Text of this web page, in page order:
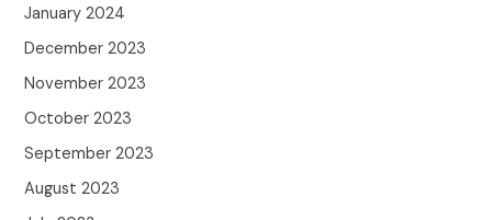
January 2024
December 2023
November 2023
October 2023
September 2023
August 2023